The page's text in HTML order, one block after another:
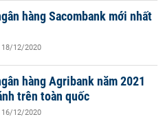
hàng Sacombank mới nhất
18/12/2020
hàng Agribank năm 2021
trên toàn quốc
16/12/2020